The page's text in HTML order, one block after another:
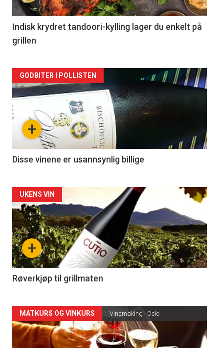
-
2
Indisk krydret tandoori-kylling lager du enkelt på
grillen
Forsiden
akkurat
nå
3
+
GODBITER I POLLISTEN
Disse vinene er usannsynlig billige
Forsiden
akkurat
nå
-
4
+
UKENS VIN
Røverkjøp til grillmaten
Forsiden
akkurat
MATKURS OG VINKURS Vinsmaking i Oslo